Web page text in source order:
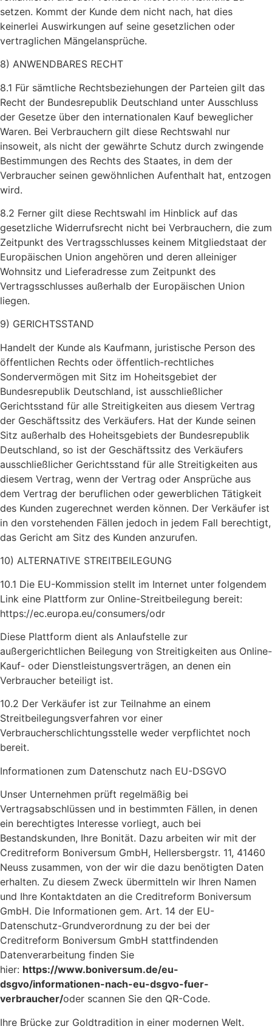
setzen. Kommt der Kunde dem nicht nach, hat dies
keinerlei Auswirkungen auf seine gesetzlichen oder
vertraglichen Mängelansprüche.
8) ANWENDBARES RECHT
8.1 Für sämtliche Rechtsbeziehungen der Parteien gilt das
Recht der Bundesrepublik Deutschland unter Ausschluss
der Gesetze über den internationalen Kauf beweglicher
Waren. Bei Verbrauchern gilt diese Rechtswahl nur
insoweit, als nicht der gewährte Schutz durch zwingende
Bestimmungen des Rechts des Staates, in dem der
Verbraucher seinen gewöhnlichen Aufenthalt hat, entzogen
wird.
8.2 Ferner gilt diese Rechtswahl im Hinblick auf das
gesetzliche Widerrufsrecht nicht bei Verbrauchern, die zum
Zeitpunkt des Vertragsschlusses keinem Mitgliedstaat der
Europäischen Union angehören und deren alleiniger
Wohnsitz und Lieferadresse zum Zeitpunkt des
Vertragsschlusses außerhalb der Europäischen Union
liegen.
9) GERICHTSSTAND
Handelt der Kunde als Kaufmann, juristische Person des
öffentlichen Rechts oder öffentlich-rechtliches
Sondervermögen mit Sitz im Hoheitsgebiet der
Bundesrepublik Deutschland, ist ausschließlicher
Gerichtsstand für alle Streitigkeiten aus diesem Vertrag
der Geschäftssitz des Verkäufers. Hat der Kunde seinen
Sitz außerhalb des Hoheitsgebiets der Bundesrepublik
Deutschland, so ist der Geschäftssitz des Verkäufers
ausschließlicher Gerichtsstand für alle Streitigkeiten aus
diesem Vertrag, wenn der Vertrag oder Ansprüche aus
dem Vertrag der beruflichen oder gewerblichen Tätigkeit
des Kunden zugerechnet werden können. Der Verkäufer ist
in den vorstehenden Fällen jedoch in jedem Fall berechtigt,
das Gericht am Sitz des Kunden anzurufen.
10) ALTERNATIVE STREITBEILEGUNG
10.1 Die EU-Kommission stellt im Internet unter folgendem
Link eine Plattform zur Online-Streitbeilegung bereit:
https://ec.europa.eu/consumers/odr
Diese Plattform dient als Anlaufstelle zur
außergerichtlichen Beilegung von Streitigkeiten aus Online-
Kauf- oder Dienstleistungsverträgen, an denen ein
Verbraucher beteiligt ist.
10.2 Der Verkäufer ist zur Teilnahme an einem
Streitbeilegungsverfahren vor einer
Verbraucherschlichtungsstelle weder verpflichtet noch
bereit.
Informationen zum Datenschutz nach EU-DSGVO
Unser Unternehmen prüft regelmäßig bei
Vertragsabschlüssen und in bestimmten Fällen, in denen
ein berechtigtes Interesse vorliegt, auch bei
Bestandskunden, Ihre Bonität. Dazu arbeiten wir mit der
Creditreform Boniversum GmbH, Hellersbergstr. 11, 41460
Neuss zusammen, von der wir die dazu benötigten Daten
erhalten. Zu diesem Zweck übermitteln wir Ihren Namen
und Ihre Kontaktdaten an die Creditreform Boniversum
GmbH. Die Informationen gem. Art. 14 der EU-
Datenschutz-Grundverordnung zu der bei der
Creditreform Boniversum GmbH stattfindenden
Datenverarbeitung finden Sie
hier: https://www.boniversum.de/eu-
dsgvo/informationen-nach-eu-dsgvo-fuer-
verbraucher/oder scannen Sie den QR-Code.
Ihre Brücke zur Goldtradition in einer modernen Welt.